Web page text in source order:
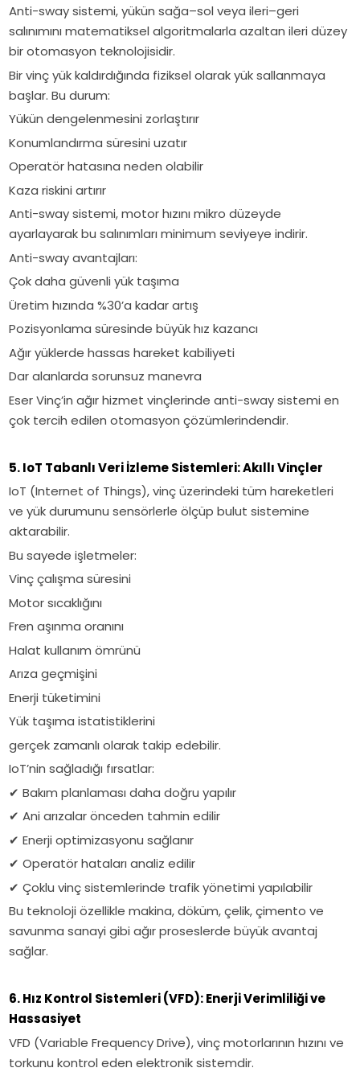
Anti-sway sistemi, yükün sağa–sol veya ileri–geri
salınımını matematiksel algoritmalarla azaltan ileri düzey
bir otomasyon teknolojisidir.
Bir vinç yük kaldırdığında fiziksel olarak yük sallanmaya
başlar. Bu durum:
Yükün dengelenmesini zorlaştırır
Konumlandırma süresini uzatır
Operatör hatasına neden olabilir
Kaza riskini artırır
Anti-sway sistemi, motor hızını mikro düzeyde
ayarlayarak bu salınımları minimum seviyeye indirir.
Anti-sway avantajları:
Çok daha güvenli yük taşıma
Üretim hızında %30’a kadar artış
Pozisyonlama süresinde büyük hız kazancı
Ağır yüklerde hassas hareket kabiliyeti
Dar alanlarda sorunsuz manevra
Eser Vinç’in ağır hizmet vinçlerinde anti-sway sistemi en
çok tercih edilen otomasyon çözümlerindendir.
5. IoT Tabanlı Veri İzleme Sistemleri: Akıllı Vinçler
IoT (Internet of Things), vinç üzerindeki tüm hareketleri
ve yük durumunu sensörlerle ölçüp bulut sistemine
aktarabilir.
Bu sayede işletmeler:
Vinç çalışma süresini
Motor sıcaklığını
Fren aşınma oranını
Halat kullanım ömrünü
Arıza geçmişini
Enerji tüketimini
Yük taşıma istatistiklerini
gerçek zamanlı olarak takip edebilir.
IoT’nin sağladığı fırsatlar:
✔ Bakım planlaması daha doğru yapılır
✔ Ani arızalar önceden tahmin edilir
✔ Enerji optimizasyonu sağlanır
✔ Operatör hataları analiz edilir
✔ Çoklu vinç sistemlerinde trafik yönetimi yapılabilir
Bu teknoloji özellikle makina, döküm, çelik, çimento ve
savunma sanayi gibi ağır proseslerde büyük avantaj
sağlar.
6. Hız Kontrol Sistemleri (VFD): Enerji Verimliliği ve
Hassasiyet
VFD (Variable Frequency Drive), vinç motorlarının hızını ve
torkunu kontrol eden elektronik sistemdir.